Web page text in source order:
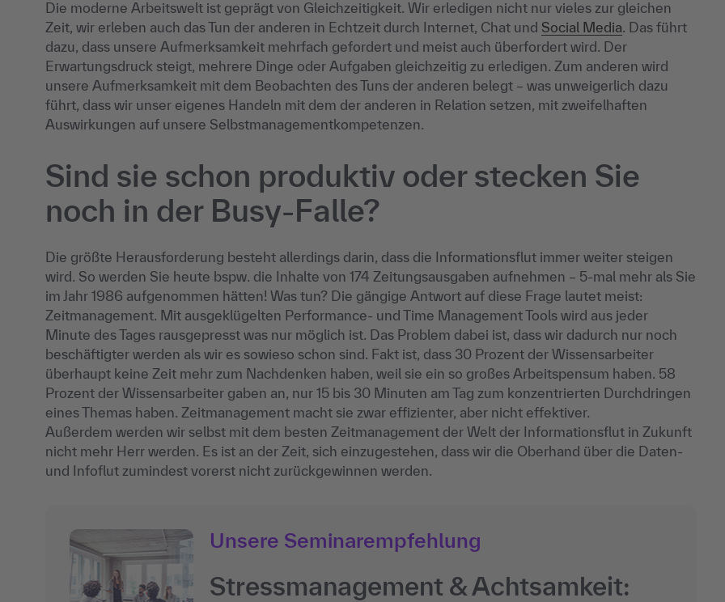
Die moderne Arbeitswelt ist geprägt von Gleichzeitigkeit. Wir erledigen nicht nur vieles zur gleichen
Zeit, wir erleben auch das Tun der anderen in Echtzeit durch Internet, Chat und Social Media. Das führt
dazu, dass unsere Aufmerksamkeit mehrfach gefordert und meist auch überfordert wird. Der
Erwartungsdruck steigt, mehrere Dinge oder Aufgaben gleichzeitig zu erledigen. Zum anderen wird
unsere Aufmerksamkeit mit dem Beobachten des Tuns der anderen belegt – was unweigerlich dazu
führt, dass wir unser eigenes Handeln mit dem der anderen in Relation setzen, mit zweifelhaften
Auswirkungen auf unsere Selbstmanagementkompetenzen.
Sind sie schon produktiv oder stecken Sie
noch in der Busy-Falle?
Die größte Herausforderung besteht allerdings darin, dass die Informationsflut immer weiter steigen
wird. So werden Sie heute bspw. die Inhalte von 174 Zeitungsausgaben aufnehmen – 5-mal mehr als Sie
im Jahr 1986 aufgenommen hätten! Was tun? Die gängige Antwort auf diese Frage lautet meist:
Zeitmanagement. Mit ausgeklügelten Performance- und Time Management Tools wird aus jeder
Minute des Tages rausgepresst was nur möglich ist. Das Problem dabei ist, dass wir dadurch nur noch
beschäftigter werden als wir es sowieso schon sind. Fakt ist, dass 30 Prozent der Wissensarbeiter
überhaupt keine Zeit mehr zum Nachdenken haben, weil sie ein so großes Arbeitspensum haben. 58
Prozent der Wissensarbeiter gaben an, nur 15 bis 30 Minuten am Tag zum konzentrierten Durchdringen
eines Themas haben. Zeitmanagement macht sie zwar effizienter, aber nicht effektiver.
Außerdem werden wir selbst mit dem besten Zeitmanagement der Welt der Informationsflut in Zukunft
nicht mehr Herr werden. Es ist an der Zeit, sich einzugestehen, dass wir die Oberhand über die Daten-
und Infoflut zumindest vorerst nicht zurückgewinnen werden.
Unsere Seminarempfehlung
Stressmanagement & Achtsamkeit: